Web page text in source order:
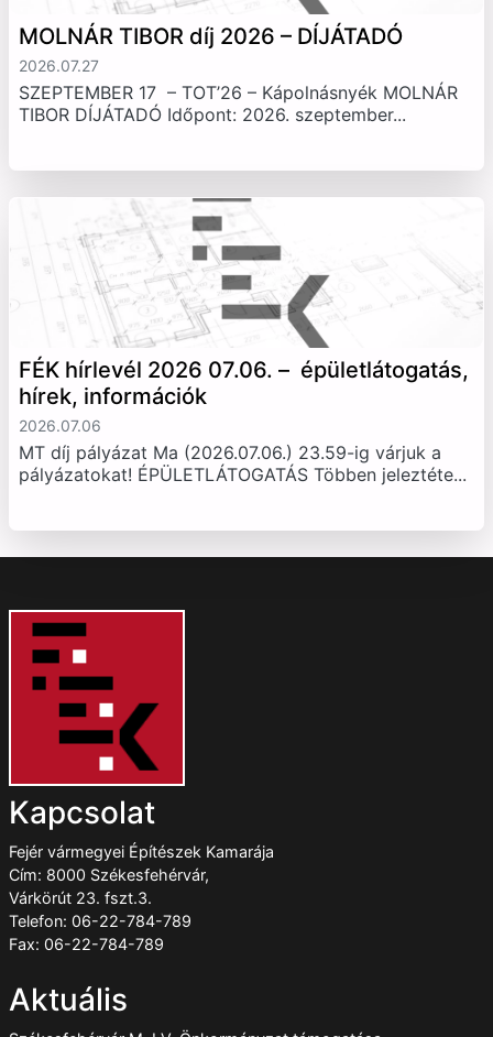
MOLNÁR TIBOR díj 2026 – DÍJÁTADÓ
2026.07.27
SZEPTEMBER 17 – TOT’26 – Kápolnásnyék MOLNÁR
TIBOR DÍJÁTADÓ Időpont: 2026. szeptember...
FÉK hírlevél 2026 07.06. – épületlátogatás,
hírek, információk
2026.07.06
MT díj pályázat Ma (2026.07.06.) 23.59-ig várjuk a
pályázatokat! ÉPÜLETLÁTOGATÁS Többen jeleztéte...
Kapcsolat
Fejér vármegyei Építészek Kamarája
Cím: 8000 Székesfehérvár,
Várkörút 23. fszt.3.
Telefon: 06-22-784-789
Fax: 06-22-784-789
Aktuális